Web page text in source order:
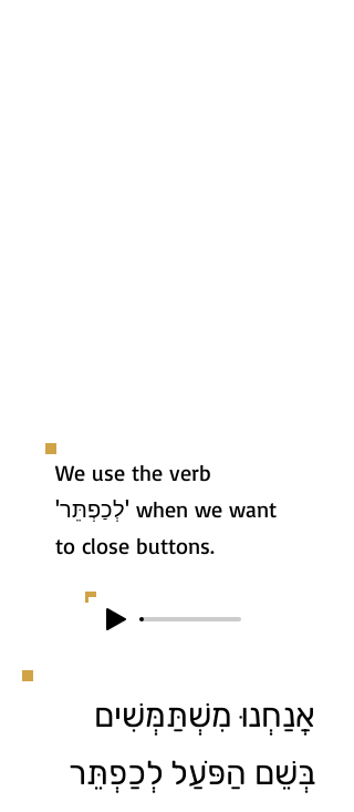
We use the verb
'לְכַפְתֵּר' when we want
to close buttons.
אֲנַחְנוּ מִשְׁתַּמְּשִׁים
בְּשֵׁם הַפֹּעַל לְכַפְתֵּר